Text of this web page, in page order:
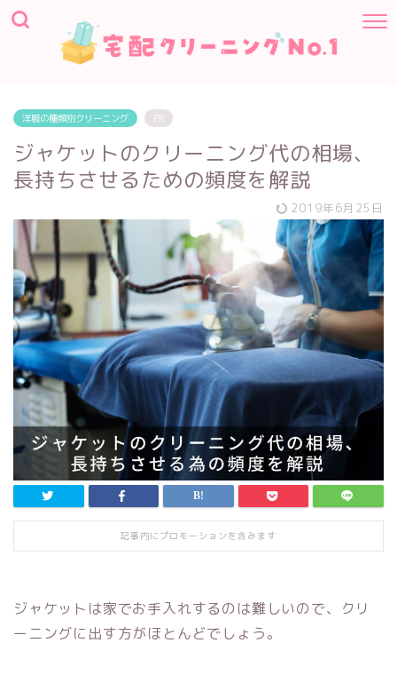
洋服の種類別クリーニング PR
ジャケットのクリーニング代の相場、
長持ちさせるための頻度を解説
2019年6月25日
記事内にプロモーションを含みます
ジャケットは家でお手入れするのは難しいので、クリ
ーニングに出す方がほとんどでしょう。